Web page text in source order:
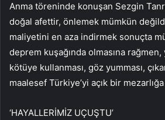
Anma töreninde konuşan Sezgin
doğal afettir, önlemek mümkün
maliyetini en aza indirmek sonuçta
deprem kuşağında olmasına rağmen,
kötüye kullanması, göz yumması,
maalesef Türkiye’yi açık bir
‘HAYALLERİMİZ UÇUŞTU’